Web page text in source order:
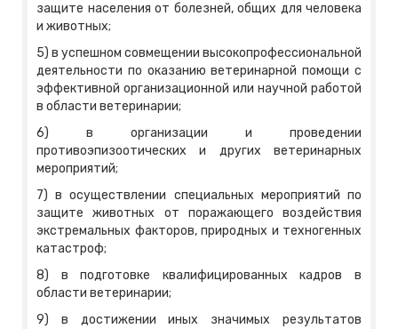
защите населения от болезней, общих для человека
и животных;
5) в успешном совмещении высокопрофессиональной
деятельности по оказанию ветеринарной помощи с
эффективной организационной или научной работой
в области ветеринарии;
6) в организации и проведении
противоэпизоотических и других ветеринарных
мероприятий;
7) в осуществлении специальных мероприятий по
защите животных от поражающего воздействия
экстремальных факторов, природных и техногенных
катастроф;
8) в подготовке квалифицированных кадров в
области ветеринарии;
9) в достижении иных значимых результатов